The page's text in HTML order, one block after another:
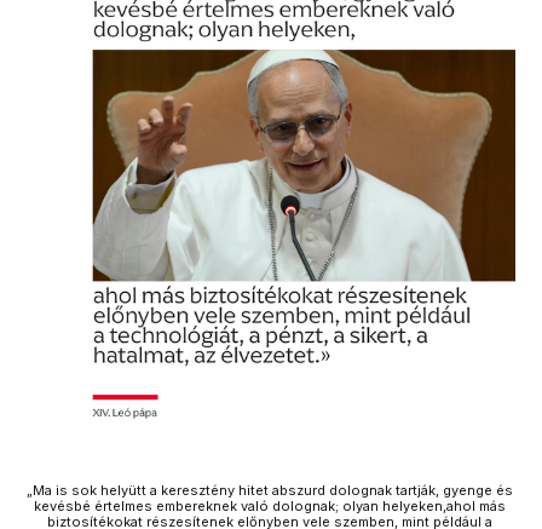
„Ma is sok helyütt a keresztény hitet abszurd dolognak tartják, gyenge és
kevésbé értelmes embereknek való dolognak; olyan helyeken,ahol más
biztosítékokat részesítenek előnyben vele szemben, mint például a